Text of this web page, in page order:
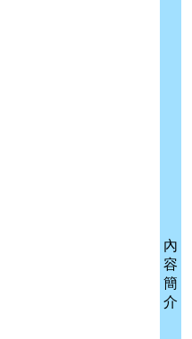
內
容
簡
介